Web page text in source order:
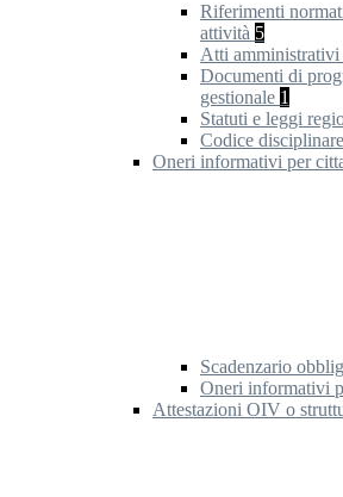
Riferimenti
attività 5
Atti amministrativi
Documenti di
gestionale 1
Statuti e leggi
Codice
Oneri informativi per
Scadenzario
Oneri informativi
Attestazioni OIV o